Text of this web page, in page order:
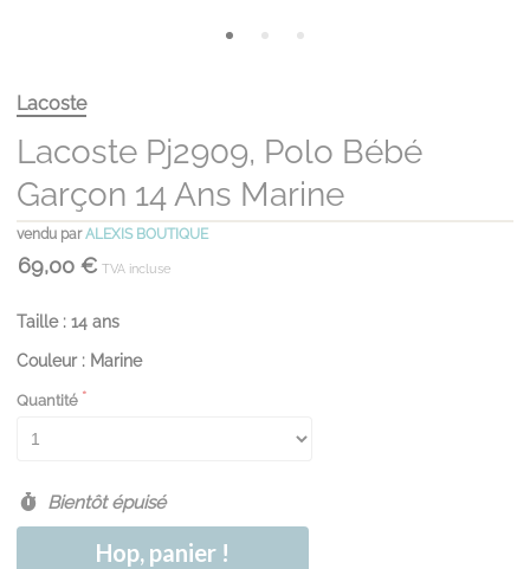
Lacoste
Lacoste Pj2909, Polo Bébé
Garçon 14 Ans Marine
vendu parALEXIS BOUTIQUE
69,00 € TVA incluse
Taille : 14 ans
Couleur : Marine
Quantité
Bientôt épuisé
Hop, panier !